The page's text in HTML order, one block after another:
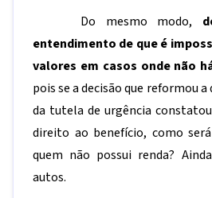
Do mesmo modo,
entendimento de que é
valores em casos onde não
pois se a decisão que reformou a
da tutela de urgência
direito ao benefício, como
quem não possui renda?
autos.